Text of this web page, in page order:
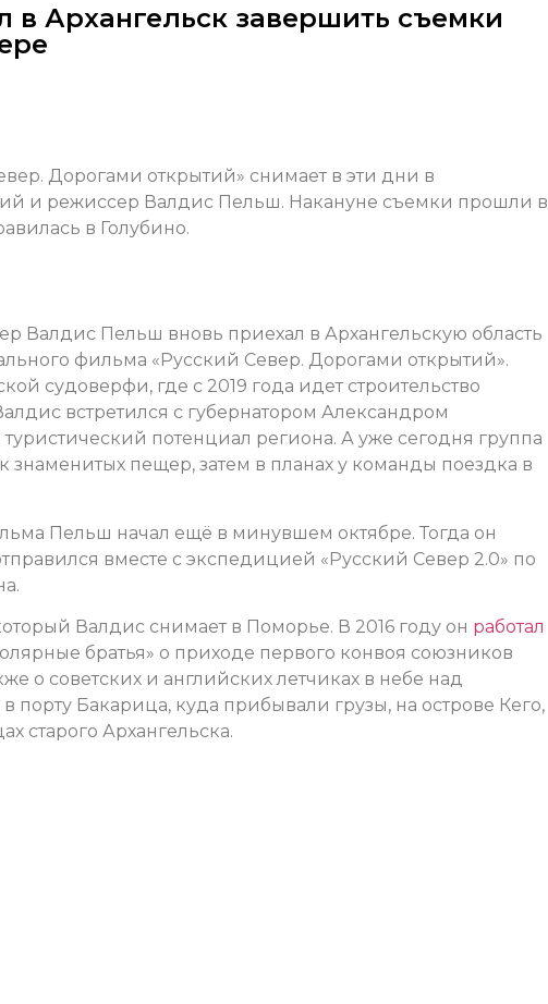
Архангельск завершить съемки
Дорогами открытий» снимает в эти дни в
и режиссер Валдис Пельш. Накануне съемки прошли в
в Голубино.
Валдис Пельш вновь приехал в Архангельскую область
фильма «Русский Север. Дорогами открытий».
судоверфи, где с 2019 года идет строительство
встретился с губернатором Александром
потенциал региона. А уже сегодня группа
знаменитых пещер, затем в планах у команды поездка в
Пельш начал ещё в минувшем октябре. Тогда он
вместе с экспедицией «Русский Север 2.0» по
Валдис снимает в Поморье. В 2016 году он работал
братья» о приходе первого конвоя союзников
о советских и английских летчиках в небе над
порту Бакарица, куда прибывали грузы, на острове Кего,
старого Архангельска.